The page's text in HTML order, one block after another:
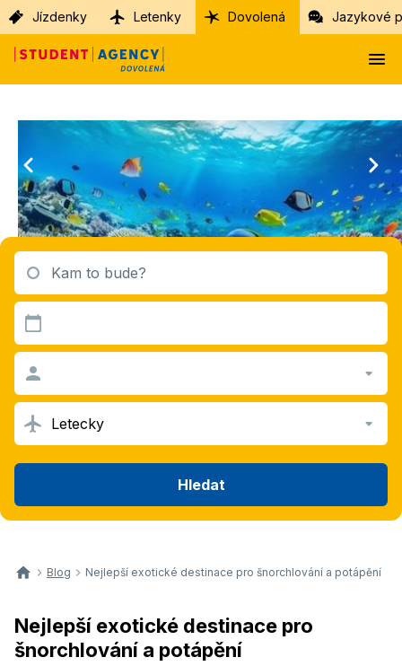
Jízdenky Letenky Dovolená Jazykové
Kam to bude?
Letecky
Hledat
Blog Nejlepší exotické destinace pro šnorchlování a potápění
Nejlepší exotické destinace pro
šnorchlování a potápění